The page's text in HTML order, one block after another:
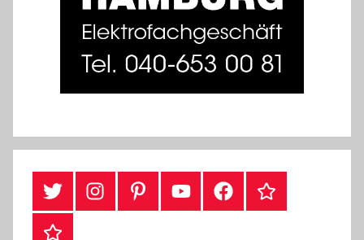
Twitter InstragramPinterestYouTubeFacebookTikTok
Webshop